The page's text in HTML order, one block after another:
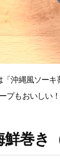
「沖縄風ソー
プもおいしい
鮮巻き